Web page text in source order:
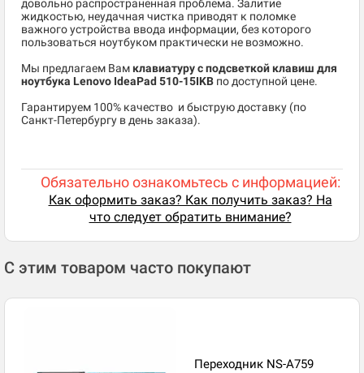
довольно распространенная проблема. Залитие
жидкостью, неудачная чистка приводят к поломке
важного устройства ввода информации, без которого
пользоваться ноутбуком практически не возможно.
Мы предлагаем Вам клавиатуру с подсветкой клавиш для
ноутбука Lenovo IdeaPad 510-15IKB по доступной цене.
​Гарантируем 100% качество и быструю доставку (по
Санкт-Петербургу в день заказа).
Обязательно ознакомьтесь с информацией:
Как оформить заказ? Как получить заказ? На
что следует обратить внимание?
С этим товаром часто покупают
Переходник NS-A759